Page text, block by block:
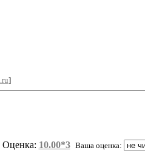
]
Оценка: 10.00*3 Ваша оценка: